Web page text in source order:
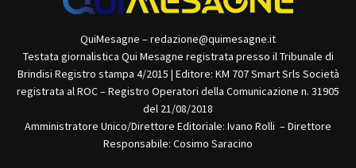
QuiMesagne – redazione@quimesagne.it
Testata giornalistica Qui Mesagne registrata presso il Tribunale di
Brindisi Registro stampa 4/2015 | Editore: KM 707 Smart Srls Società
registrata al ROC – Registro Operatori della Comunicazione n. 31905
del 21/08/2018
Amministratore Unico/Direttore Editoriale: Ivano Rolli – Direttore
Responsabile: Cosimo Saracino